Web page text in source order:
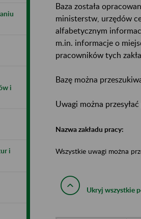
i
i
Baza została
ministerstw, urzędów
alfabetycznym
m.in. informacje o
pracowników tych
Bazę można
Uwagi można
Nazwa zakładu pracy:
Wszystkie uwagi można
Ukryj wszystkie